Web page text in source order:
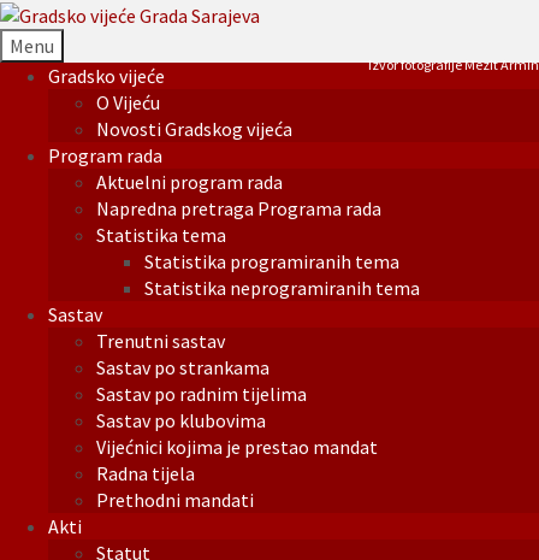
Menu
Gradsko vijeće
O Vijeću
Novosti Gradskog vijeća
Program rada
Aktuelni program rada
Napredna pretraga Programa rada
Statistika tema
Statistika programiranih tema
Statistika neprogramiranih tema
Sastav
Trenutni sastav
Sastav po strankama
Sastav po radnim tijelima
Sastav po klubovima
Vijećnici kojima je prestao mandat
Radna tijela
Prethodni mandati
Akti
Statut
Izvor fotografije Mezit Armin